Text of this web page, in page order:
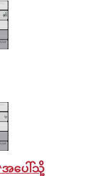
အပေါ်သို့